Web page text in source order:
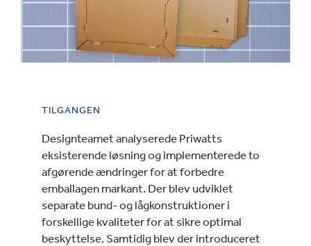
TILGANGEN
Designteamet analyserede Priwatts
eksisterende løsning og implementerede to
afgørende ændringer for at forbedre
emballagen markant. Der blev udviklet
separate bund- og lågkonstruktioner i
forskellige kvaliteter for at sikre optimal
beskyttelse. Samtidig blev der introduceret